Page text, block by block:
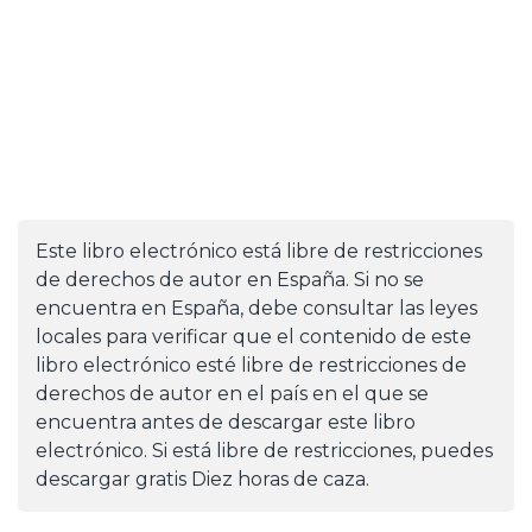
Este libro electrónico está libre de restricciones
de derechos de autor en España. Si no se
encuentra en España, debe consultar las leyes
locales para verificar que el contenido de este
libro electrónico esté libre de restricciones de
derechos de autor en el país en el que se
encuentra antes de descargar este libro
electrónico. Si está libre de restricciones, puedes
descargar gratis Diez horas de caza.